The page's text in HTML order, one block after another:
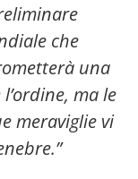
che
una
ma le
meraviglie vi